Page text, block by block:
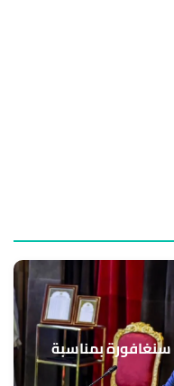
بمناسبة